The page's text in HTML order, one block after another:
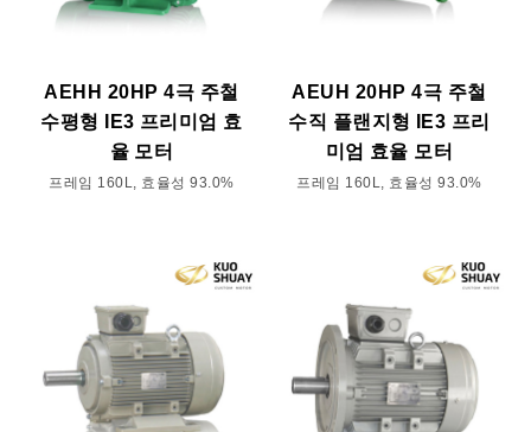
AEHH 20HP 4극 주철
수평형 IE3 프리미엄 효
율 모터
프레임 160L, 효율성 93.0%
AEUH 20HP 4극 주철
수직 플랜지형 IE3 프리
미엄 효율 모터
프레임 160L, 효율성 93.0%